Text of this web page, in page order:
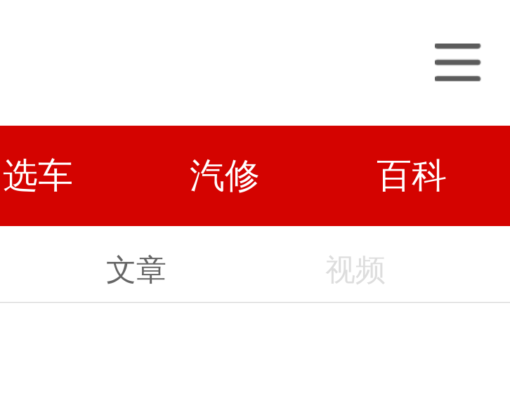
选车 汽修 百科
文章 视频